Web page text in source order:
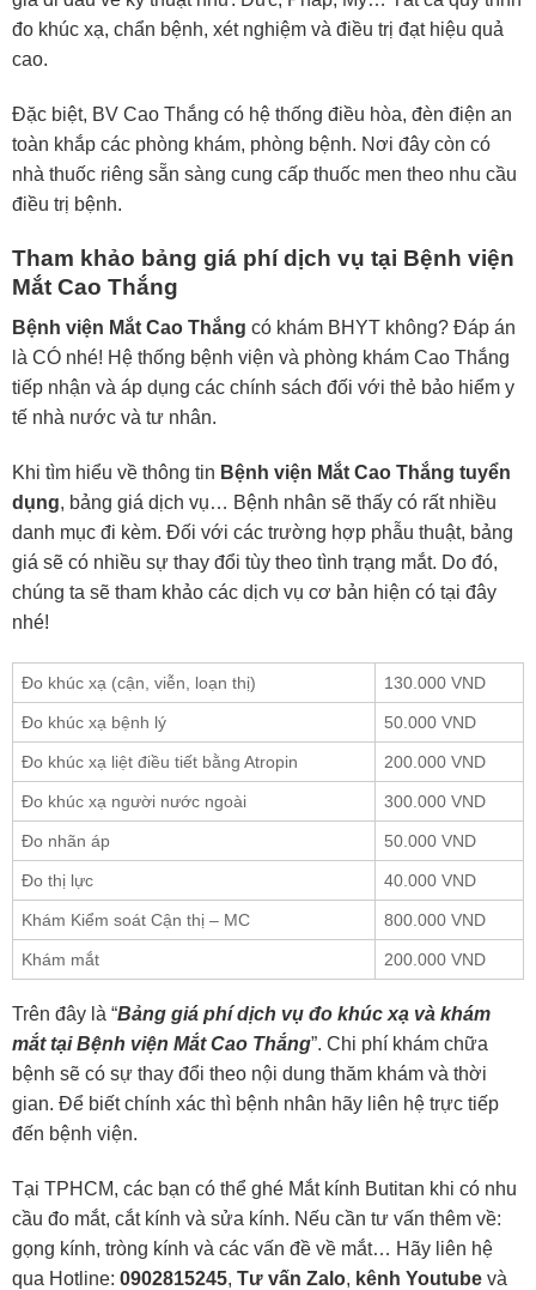
đo khúc xạ, chẩn bệnh, xét nghiệm và điều trị đạt hiệu quả
cao.
Đặc biệt, BV Cao Thắng có hệ thống điều hòa, đèn điện an
toàn khắp các phòng khám, phòng bệnh. Nơi đây còn có
nhà thuốc riêng sẵn sàng cung cấp thuốc men theo nhu cầu
điều trị bệnh.
Tham khảo bảng giá phí dịch vụ tại Bệnh viện
Mắt Cao Thắng
Bệnh viện Mắt Cao Thắng có khám BHYT không? Đáp án
là CÓ nhé! Hệ thống bệnh viện và phòng khám Cao Thắng
tiếp nhận và áp dụng các chính sách đối với thẻ bảo hiểm y
tế nhà nước và tư nhân.
Khi tìm hiểu về thông tin Bệnh viện Mắt Cao Thắng tuyển
dụng, bảng giá dịch vụ… Bệnh nhân sẽ thấy có rất nhiều
danh mục đi kèm. Đối với các trường hợp phẫu thuật, bảng
giá sẽ có nhiều sự thay đổi tùy theo tình trạng mắt. Do đó,
chúng ta sẽ tham khảo các dịch vụ cơ bản hiện có tại đây
nhé!
Đo khúc xạ (cận, viễn, loạn thị) 130.000 VND
Đo khúc xạ bệnh lý 50.000 VND
Đo khúc xạ liệt điều tiết bằng Atropin 200.000 VND
Đo khúc xạ người nước ngoài 300.000 VND
Đo nhãn áp 50.000 VND
Đo thị lực 40.000 VND
Khám Kiểm soát Cận thị – MC 800.000 VND
Khám mắt 200.000 VND
Trên đây là “Bảng giá phí dịch vụ đo khúc xạ và khám
mắt tại Bệnh viện Mắt Cao Thắng”. Chi phí khám chữa
bệnh sẽ có sự thay đổi theo nội dung thăm khám và thời
gian. Để biết chính xác thì bệnh nhân hãy liên hệ trực tiếp
đến bệnh viện.
Tại TPHCM, các bạn có thể ghé Mắt kính Butitan khi có nhu
cầu đo mắt, cắt kính và sửa kính. Nếu cần tư vấn thêm về:
gọng kính, tròng kính và các vấn đề về mắt… Hãy liên hệ
qua Hotline: 0902815245, Tư vấn Zalo, kênh Youtubevà